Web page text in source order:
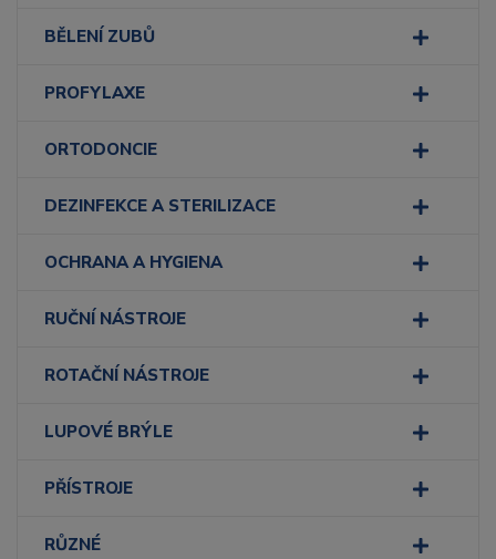
BĚLENÍ ZUBŮ
PROFYLAXE
ORTODONCIE
DEZINFEKCE A STERILIZACE
OCHRANA A HYGIENA
RUČNÍ NÁSTROJE
ROTAČNÍ NÁSTROJE
LUPOVÉ BRÝLE
PŘÍSTROJE
RŮZNÉ